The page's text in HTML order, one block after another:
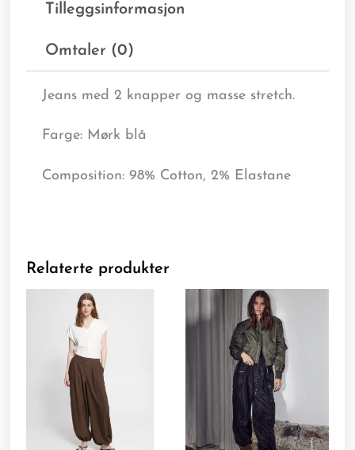
Tilleggsinformasjon
Omtaler (0)
Jeans med 2 knapper og masse stretch.
Farge: Mørk blå
Composition: 98% Cotton, 2% Elastane
Relaterte produkter